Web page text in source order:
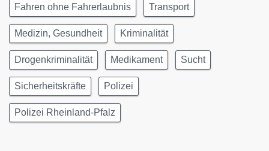
Fahren ohne Fahrerlaubnis Transport
Medizin, Gesundheit Kriminalität
Drogenkriminalität Medikament Sucht
Sicherheitskräfte Polizei
Polizei Rheinland-Pfalz